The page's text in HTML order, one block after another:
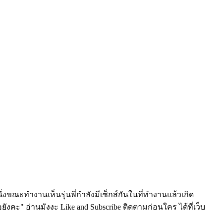
ขณะทำงานเห็นรุ่นพี่กำลังมีเซ็กส์กันในที่ทำงานแล้วเกิด
" อ่านมังงะ Like and Subscribe ติดตามก่อนใคร ได้ที่เว็บ